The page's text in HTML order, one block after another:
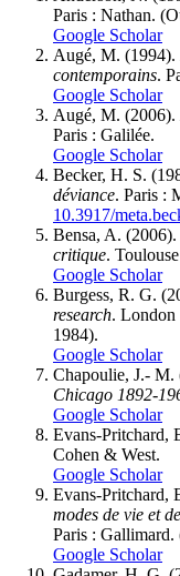
Paris : Nathan.
Google Scholar
Augé, M. (1994).
contemporains.
Google Scholar
Augé, M. (2006).
Paris : Galilée.
Google Scholar
Becker, H. S.
déviance. Paris :
10.3917/
Bensa, A. (2006).
critique.
Google Scholar
Burgess, R. G.
research. London
1984).
Google Scholar
Chapoulie, J.- M.
Chicago 1892-
Google Scholar
Evans-Pritchard,
Cohen & West.
Google Scholar
Evans-Pritchard,
modes de vie et
Paris :
Google Scholar